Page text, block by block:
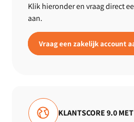
Klik hieronder en vraag direct
aan.
Vraag een zakelijk account
MET 16.000+ REVIEWS